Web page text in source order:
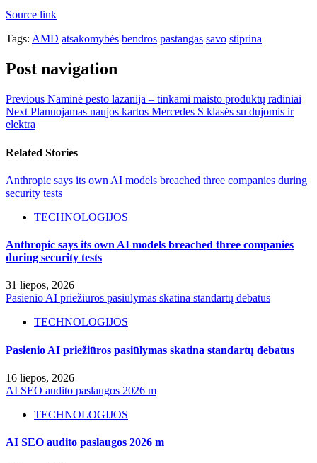
Source link
Tags: AMD atsakomybės bendros pastangas savo stiprina
Post navigation
Previous Naminė pesto lazanija – tinkami maisto produktų radiniai
Next Planuojamas naujos kartos Mercedes S klasės su dujomis ir
elektra
Related Stories
Anthropic says its own AI models breached three companies during
security tests
TECHNOLOGIJOS
Anthropic says its own AI models breached three companies
during security tests
31 liepos, 2026
Pasienio AI priežiūros pasiūlymas skatina standartų debatus
TECHNOLOGIJOS
Pasienio AI priežiūros pasiūlymas skatina standartų debatus
16 liepos, 2026
AI SEO audito paslaugos 2026 m
TECHNOLOGIJOS
AI SEO audito paslaugos 2026 m